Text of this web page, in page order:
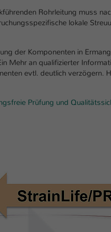
Rohrleitung muss
lokale
der Komponenten in
Mehr an qualifizierter
evtl. deutlich verzögern.
Prüfung und
TYPO3
Dieser Wert speichert Ihre
Einstellungen. Unter anderem
Ihrer vorgenommen
1 Woche
Dieses Cookie ist ein Standard-
von TYPO3. Es speichert im
Hochschule Kaiserslautern
Cookie von Matomo für
Erzeugt statistische Daten
Besucher die Website nutzt.
unserer Website externe Inhalte